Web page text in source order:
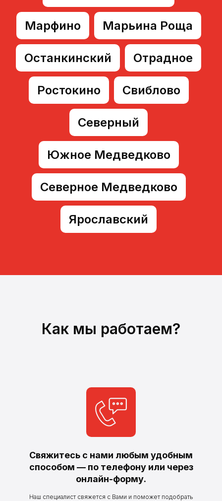
Марфино Марьина Роща
Останкинский Отрадное
Ростокино Свиблово
Северный
Южное Медведково
Северное Медведково
Ярославский
Как мы работаем?
Свяжитесь с нами любым удобным
способом — по телефону или через
онлайн-форму.
Наш специалист свяжется с Вами и поможет подобрать